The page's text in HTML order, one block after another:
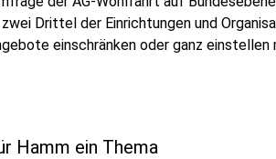
Drittel der Einrichtungen und
einschränken oder ganz einstellen
Hamm ein Thema